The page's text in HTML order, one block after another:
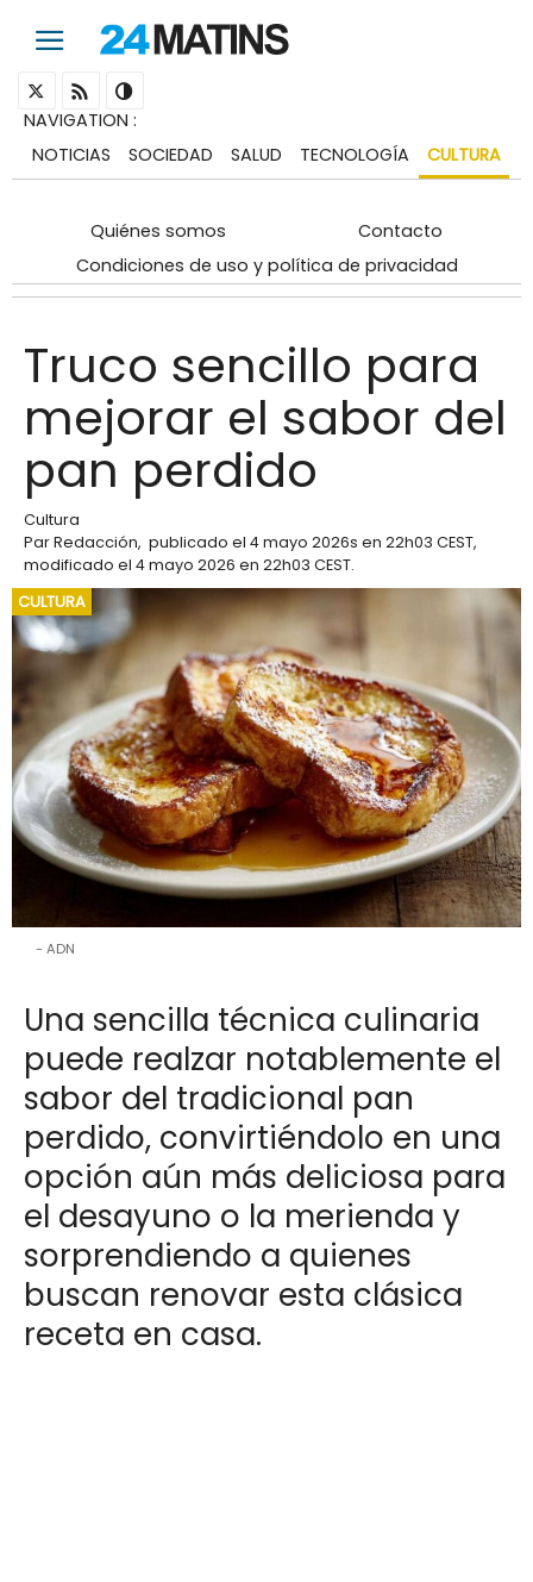
NAVIGATION :
NOTICIAS
SOCIEDAD SALUD TECNOLOGÍA CULTURA
Quiénes somos
Contacto
Condiciones de uso y política de privacidad
Truco sencillo para
mejorar el sabor del
pan perdido
Cultura
ParRedacción, publicado el 4 mayo 2026s en 22h03 CEST,
modificado el 4 mayo 2026 en 22h03 CEST.
CULTURA
ADN
Una sencilla técnica culinaria
puede realzar notablemente el
sabor del tradicional pan
perdido, convirtiéndolo en una
opción aún más deliciosa para
el desayuno o la merienda y
sorprendiendo a quienes
buscan renovar esta clásica
receta en casa.